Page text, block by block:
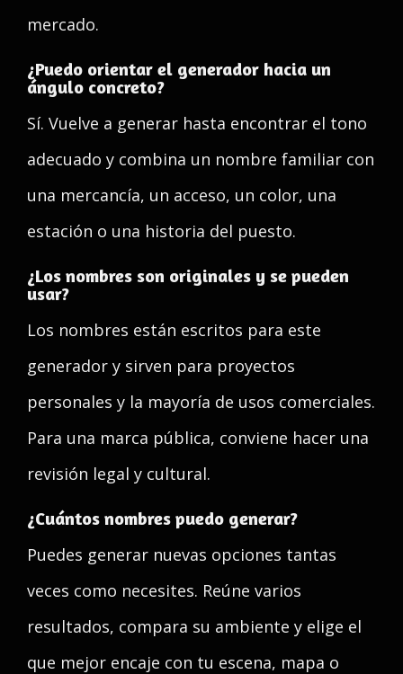
mercado.
¿Puedo orientar el generador hacia un
ángulo concreto?
Sí. Vuelve a generar hasta encontrar el tono
adecuado y combina un nombre familiar con
una mercancía, un acceso, un color, una
estación o una historia del puesto.
¿Los nombres son originales y se pueden
usar?
Los nombres están escritos para este
generador y sirven para proyectos
personales y la mayoría de usos comerciales.
Para una marca pública, conviene hacer una
revisión legal y cultural.
¿Cuántos nombres puedo generar?
Puedes generar nuevas opciones tantas
veces como necesites. Reúne varios
resultados, compara su ambiente y elige el
que mejor encaje con tu escena, mapa o